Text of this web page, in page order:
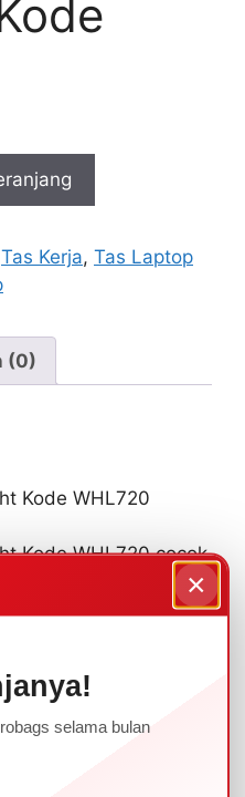
Tas Kerja, Tas Laptop
(0)
Kode WHL720
Kode WHL720 cocok
maupun rapat
ditambahkan logo
×
selama bulan